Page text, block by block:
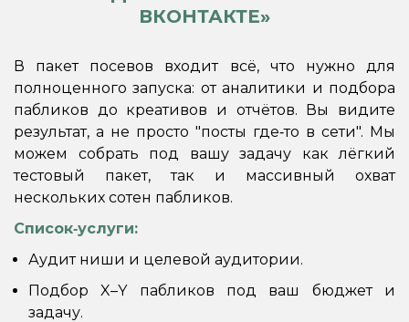
ВКОНТАКТЕ»
В пакет посевов входит всё, что нужно для
полноценного запуска: от аналитики и подбора
пабликов до креативов и отчётов. Вы видите
результат, а не просто "посты где‑то в сети". Мы
можем собрать под вашу задачу как лёгкий
тестовый пакет, так и массивный охват
нескольких сотен пабликов.
Список‑услуги:
Аудит ниши и целевой аудитории.
Подбор X–Y пабликов под ваш бюджет и
задачу.